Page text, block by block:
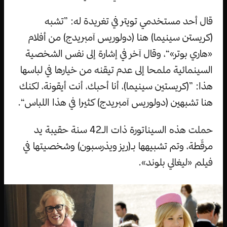
قال أحد مستخدمي تويتر في تغريدة له: ”تشبه
(كريستن سينيما) هنا (دولوريس آمبريدج) من أفلام
«هاري بوتر»“، وقال آخر في إشارة إلى نفس الشخصية
السينمائية ملمحا إلى عدم تيقنه من خيارها في لباسها
هذا: ”(كريستين سينيما)، أنا أحبك، أنت أيقونة، لكنك
هنا تشبهين (دولوريس آمبريدج) كثيرا في هذا اللباس“.
حملت هذه السيناتورة ذات الـ42 سنة حقيبة يد
مرقّطة، وتم تشبيهها بـ(ريز ويذرسبون) وشخصيتها في
فيلم «ليغالي بلوند».